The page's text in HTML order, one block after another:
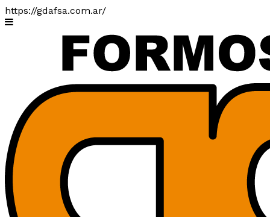
https://gdafsa.com.ar/